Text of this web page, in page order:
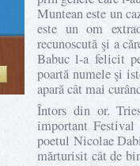
Muntean este un
este un om
recunoscută şi a
Babuc l-a felicit
poartă numele şi
apară cât mai
Întors din or.
important
poetul Nicolae
mărturisit cât de